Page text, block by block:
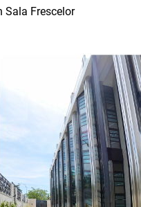
Sala Frescelor